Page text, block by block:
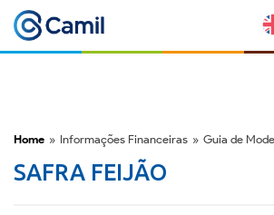
Estratégia e Vantagens
Home » Informações Financeiras » Guia de
SAFRA FEIJÃO